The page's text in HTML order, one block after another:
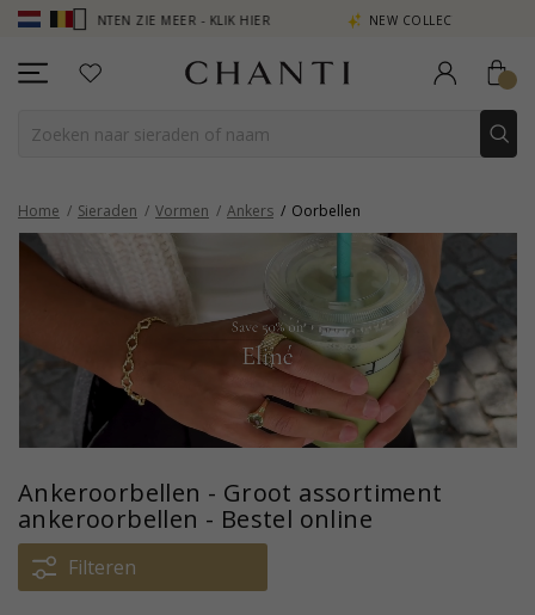
PUNTEN ZIE MEER - KLIK HIER NEW COLLECTION | AURA
Home Sieraden Vormen Ankers Oorbellen
Ankeroorbellen - Groot assortiment
ankeroorbellen - Bestel online
Filteren